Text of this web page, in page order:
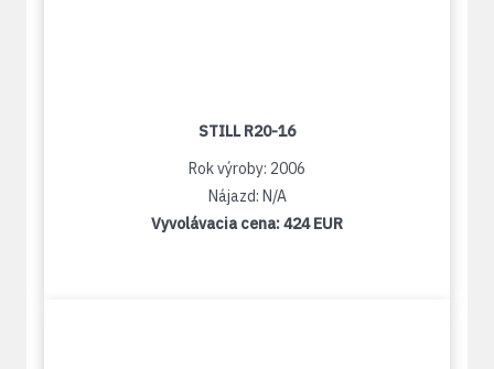
STILL R20-16
Rok výroby: 2006
Nájazd: N/A
Vyvolávacia cena:424 EUR